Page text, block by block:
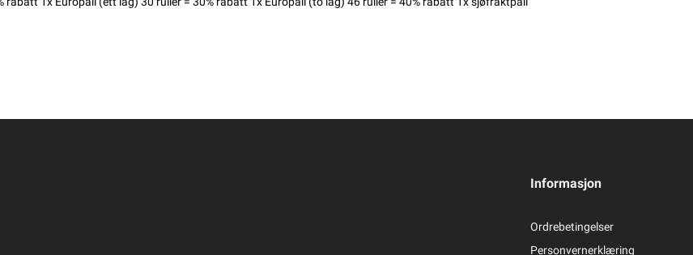
Informasjon
Ordrebetingelser
Personvernerklæring